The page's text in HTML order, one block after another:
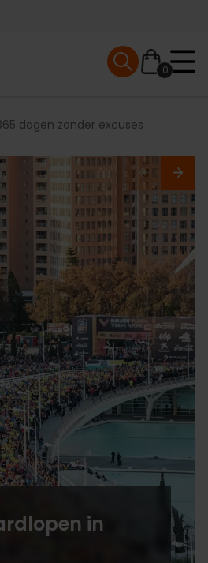
0
Mobile menu
dagen zonder excuses
in